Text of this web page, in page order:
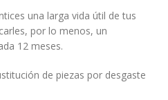
una larga vida útil de tus
por lo menos, un
12 meses.
de piezas por desgaste